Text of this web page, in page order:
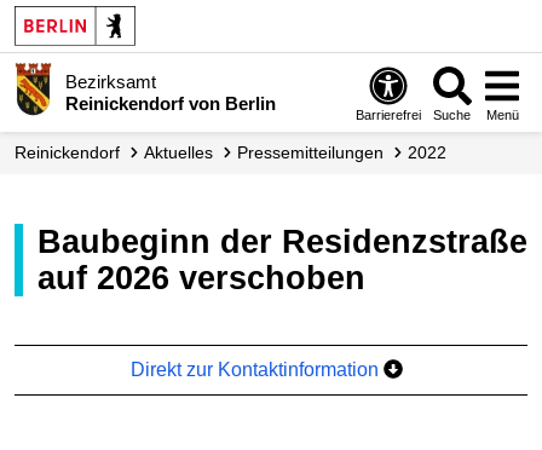
Bezirksamt
Reinickendorf von Berlin
Barrierefrei Suche Menü
Reinickendorf Aktuelles Presse­mitteilungen 2022
Baubeginn der Residenzstraße
auf 2026 verschoben
Direkt zur Kontaktinformation